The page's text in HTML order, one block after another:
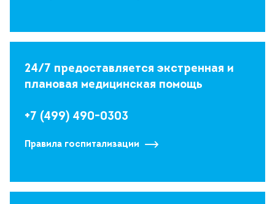
24/7 предоставляется экстренная и
плановая медицинская помощь
+7 (499) 490-0303
Правила госпитализации